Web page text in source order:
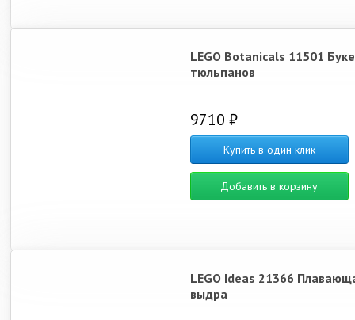
LEGO Botanicals 11501
тюльпанов
9710 ₽
Купить в один клик
Добавить в корзину
LEGO Ideas 21366
выдра